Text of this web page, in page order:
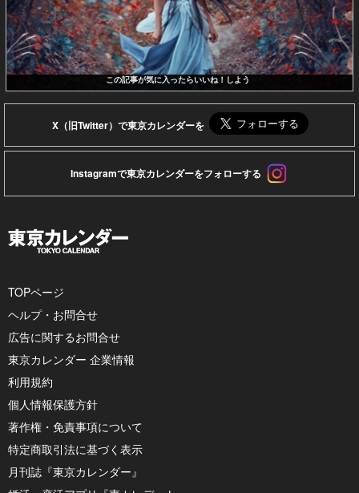
この記事が気に入ったらいいね！しよう
X（旧Twitter）で東京カレンダーを
Instagramで東京カレンダーをフォローする
TOPページ
ヘルプ・お問合せ
広告に関するお問合せ
東京カレンダー 企業情報
利用規約
個人情報保護方針
著作権・免責事項について
特定商取引法に基づく表示
月刊誌『東京カレンダー』